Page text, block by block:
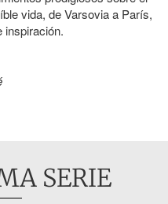
vida, de Varsovia a París,
inspiración.
SERIE